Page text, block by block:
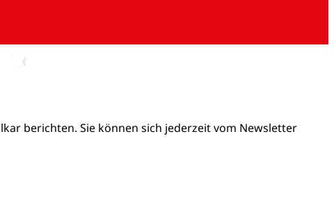
berichten. Sie können sich jederzeit vom Newsletter